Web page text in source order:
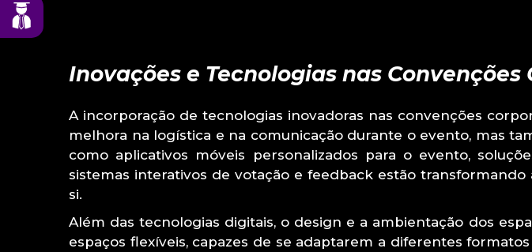
Inovações e Tecnologias nas Convenções
A incorporação de tecnologias inovadoras nas convenções
melhora na logística e na comunicação durante o evento, mas
como aplicativos móveis personalizados para o evento,
sistemas interativos de votação e feedback estão
si.
Além das tecnologias digitais, o design e a ambientação dos
espaços flexíveis, capazes de se adaptarem a diferentes